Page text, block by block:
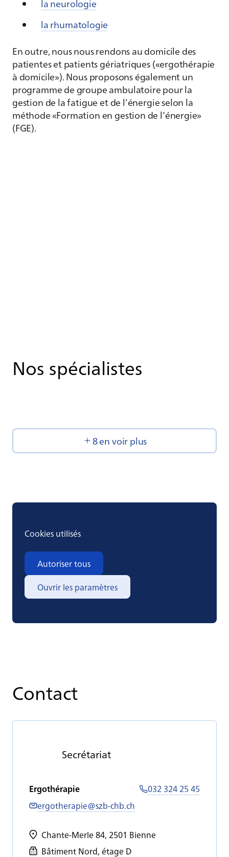
la neurologie
la rhumatologie
En outre, nous nous rendons au domicile des
patientes et patients gériatriques («ergothérapie
à domicile»). Nous proposons également un
programme de groupe ambulatoire pour la
gestion de la fatigue et de l’énergie selon la
méthode «Formation en gestion de l’énergie»
(FGE).
Nos spécialistes
8 en voir plus
Cookies utilisés
Autoriser tous
Ouvrir les paramètres
Contact
Se­cré­ta­riat
Ergothérapie
032 324 25 45
ergotherapie@szb-chb.ch
Chante-Merle 84, 2501 Bienne
Bâtiment Nord, étage D